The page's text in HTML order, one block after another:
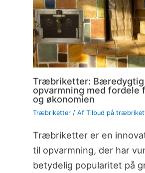
Træbriketter: Bæredygtig
opvarmning med fordele
og økonomien
Træbriketter/ Af Tilbud på
Træbriketter er en
til opvarmning, der har
betydelig popularitet på